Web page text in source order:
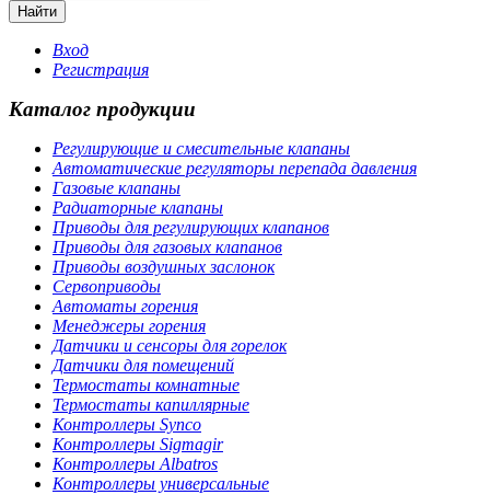
Найти
Вход
Регистрация
Каталог продукции
Регулирующие и смесительные клапаны
Автоматические регуляторы перепада давления
Газовые клапаны
Радиаторные клапаны
Приводы для регулирующих клапанов
Приводы для газовых клапанов
Приводы воздушных заслонок
Сервоприводы
Автоматы горения
Менеджеры горения
Датчики и сенсоры для горелок
Датчики для помещений
Термостаты комнатные
Термостаты капиллярные
Контроллеры Synco
Контроллеры Sigmagir
Контроллеры Albatros
Контроллеры универсальные